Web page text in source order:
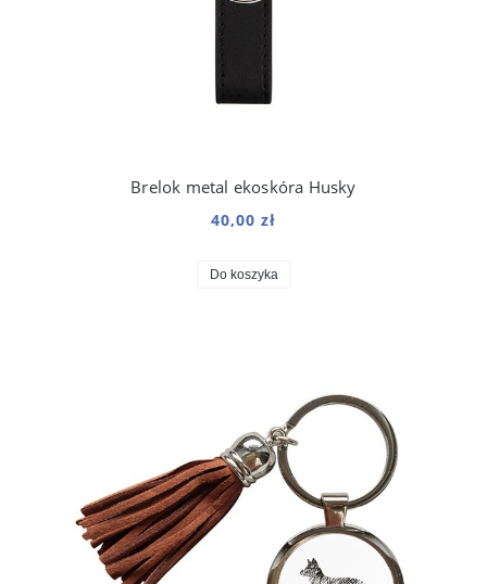
Brelok metal ekoskóra Husky
40,00 zł
Do koszyka